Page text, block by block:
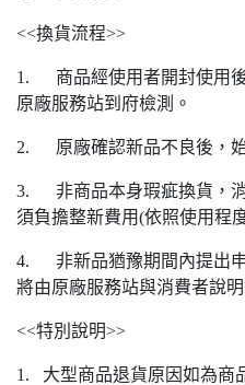
<<換貨流程>>
1. 商品經使用者開封使用
原廠服務站到府檢測。
2. 原廠確認新品不良後，始
3. 非商品本身瑕疵換貨，消
須負擔整新費用(依照使用程
4. 非新品猶豫期間內提出申
將由原廠服務站與消費者說明
<<特別說明>>
1. 大型商品退貨原因如為商